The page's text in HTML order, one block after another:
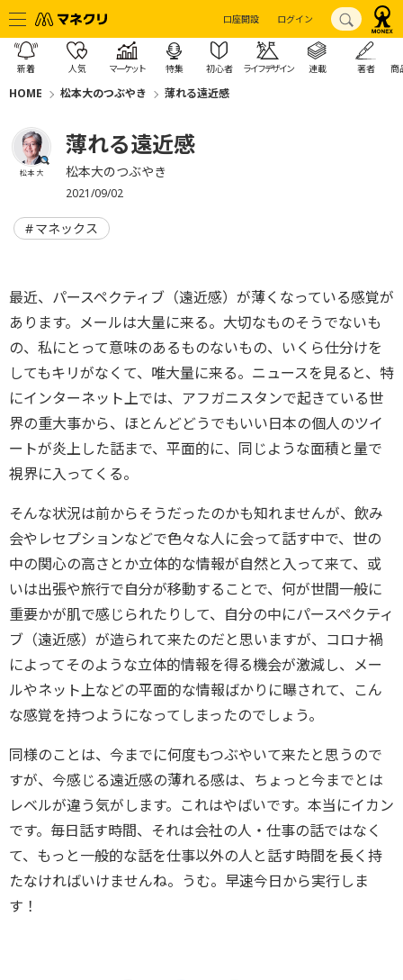
口座開設 ログイン
新着 人気 マーケット 特集 初心者 ライフデザイン 連載 著者 商
HOME 松本大のつぶやき 薄れる遠近感
松本 大
薄れる遠近感
松本大のつぶやき
2021/09/02
マネックス
最近、パースペクティブ（遠近感）が薄くなっている感覚が
あります。メールは大量に来る。大切なものそうでないも
の、私にとって意味のあるものないもの、いくら仕分けを
してもキリがなくて、唯大量に来る。ニュースを見ると、特
にインターネット上では、アフガニスタンで起きている世
界の重大事から、ほとんどどうでもいい日本の個人のツイ
ートが炎上した話まで、平面的に、同じような面積と量で
視界に入ってくる。
そんな状況は前からそうだったのかも知れませんが、飲み
会やレセプションなどで色々な人に会って話す中で、世の
中の関心の高さとか立体的な情報が自然と入って来て、或
いは出張や旅行で自分が移動することで、何が世間一般に
重要かが肌で感じられたりして、自分の中にパースペクティ
ブ（遠近感）が造られて来たのだと思いますが、コロナ禍
によってそのような立体的情報を得る機会が激減し、メー
ルやネット上などの平面的な情報ばかりに曝されて、こん
な感覚を持つようになってしまったのでしょう。
同様のことは、今までに何度もつぶやいて来たと思うので
すが、今感じる遠近感の薄れる感は、ちょっと今までとは
レベルが違う気がします。これはやばいです。本当にイカン
です。毎日話す時間、それは会社の人・仕事の話ではなく
て、もっと一般的な話を仕事以外の人と話す時間を長く持
たなければいけませんね。うむ。早速今日から実行しま
す！